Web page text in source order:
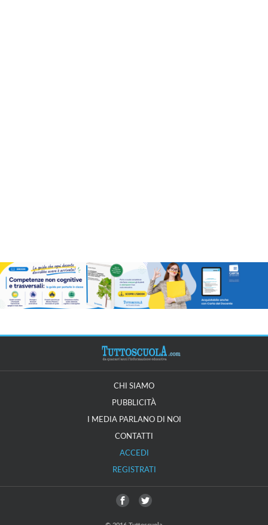
CHI SIAMO
PUBBLICITÀ
I MEDIA PARLANO DI NOI
CONTATTI
ACCEDI
REGISTRATI